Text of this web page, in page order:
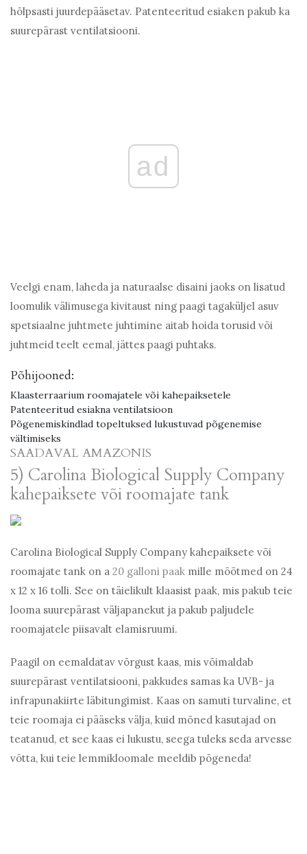
hõlpsasti juurdepääsetav. Patenteeritud esiaken pakub ka
suurepärast ventilatsiooni.
ad
Veelgi enam, laheda ja naturaalse disaini jaoks on lisatud
loomulik välimusega kivitaust ning paagi tagaküljel asuv
spetsiaalne juhtmete juhtimine aitab hoida torusid või
juhtmeid teelt eemal, jättes paagi puhtaks.
Põhijooned:
Klaasterraarium roomajatele või kahepaiksetele
Patenteeritud esiakna ventilatsioon
Põgenemiskindlad topeltuksed lukustuvad põgenemise
vältimiseks
SAADAVAL AMAZONIS
5) Carolina Biological Supply Company
kahepaiksete või roomajate tank
Carolina Biological Supply Company kahepaiksete või
roomajate tank on a 20 galloni paak mille mõõtmed on 24
x 12 x 16 tolli. See on täielikult klaasist paak, mis pakub teie
looma suurepärast väljapanekut ja pakub paljudele
roomajatele piisavalt elamisruumi.
Paagil on eemaldatav võrgust kaas, mis võimaldab
suurepärast ventilatsiooni, pakkudes samas ka UVB- ja
infrapunakiirte läbitungimist. Kaas on samuti turvaline, et
teie roomaja ei pääseks välja, kuid mõned kasutajad on
teatanud, et see kaas ei lukustu, seega tuleks seda arvesse
võtta, kui teie lemmikloomale meeldib põgeneda!